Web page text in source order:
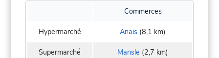
Commerces
Hypermarché Anais (8,1 km)
Supermarché Mansle (2,7 km)